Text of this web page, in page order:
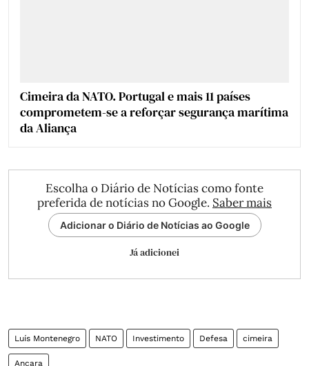
Cimeira da NATO. Portugal e mais 11 países
comprometem-se a reforçar segurança marítima
da Aliança
Escolha o Diário de Notícias como fonte
preferida de notícias no Google. Saber mais
Adicionar o Diário de Notícias ao Google
Já adicionei
Luís Montenegro NATO Investimento Defesa cimeira
Ancara